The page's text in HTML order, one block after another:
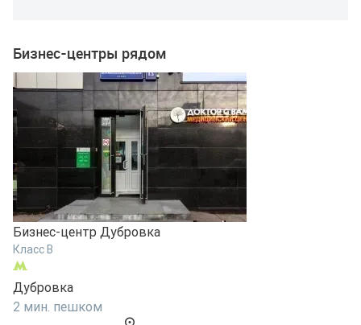
Бизнес-центры рядом
Бизнес-центр Дубровка
Класс B
Дубровка
2 мин. пешком